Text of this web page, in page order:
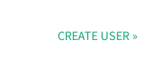
CREATE USER